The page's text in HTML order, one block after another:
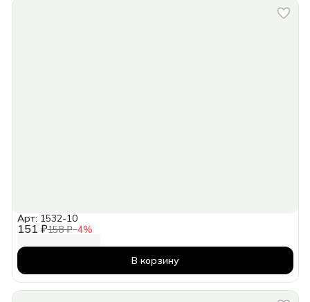
151 ₽158 ₽−4%
Арт: 1532-10
В корзину